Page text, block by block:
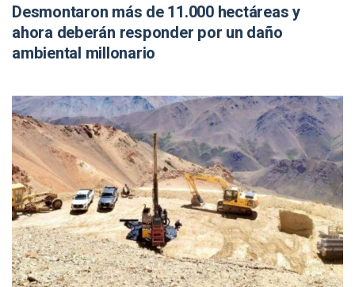
Desmontaron más de 11.000 hectáreas y
ahora deberán responder por un daño
ambiental millonario